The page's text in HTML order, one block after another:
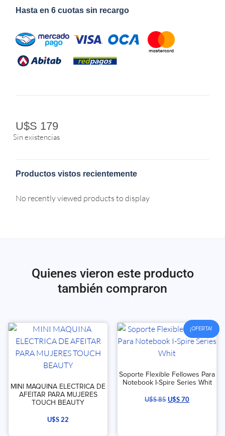
Hasta en 6 cuotas sin recargo
U$S 179
Sin existencias
Productos vistos recientemente
No recently viewed products to display
Quienes vieron este producto
también compraron
MINI MAQUINA ELECTRICA DE
AFEITAR PARA MUJERES
TOUCH BEAUTY
U$S22
¡OFERTA!
Soporte Flexible Fellowes Para
Notebook I-Spire Series Whit
U$S85U$S70